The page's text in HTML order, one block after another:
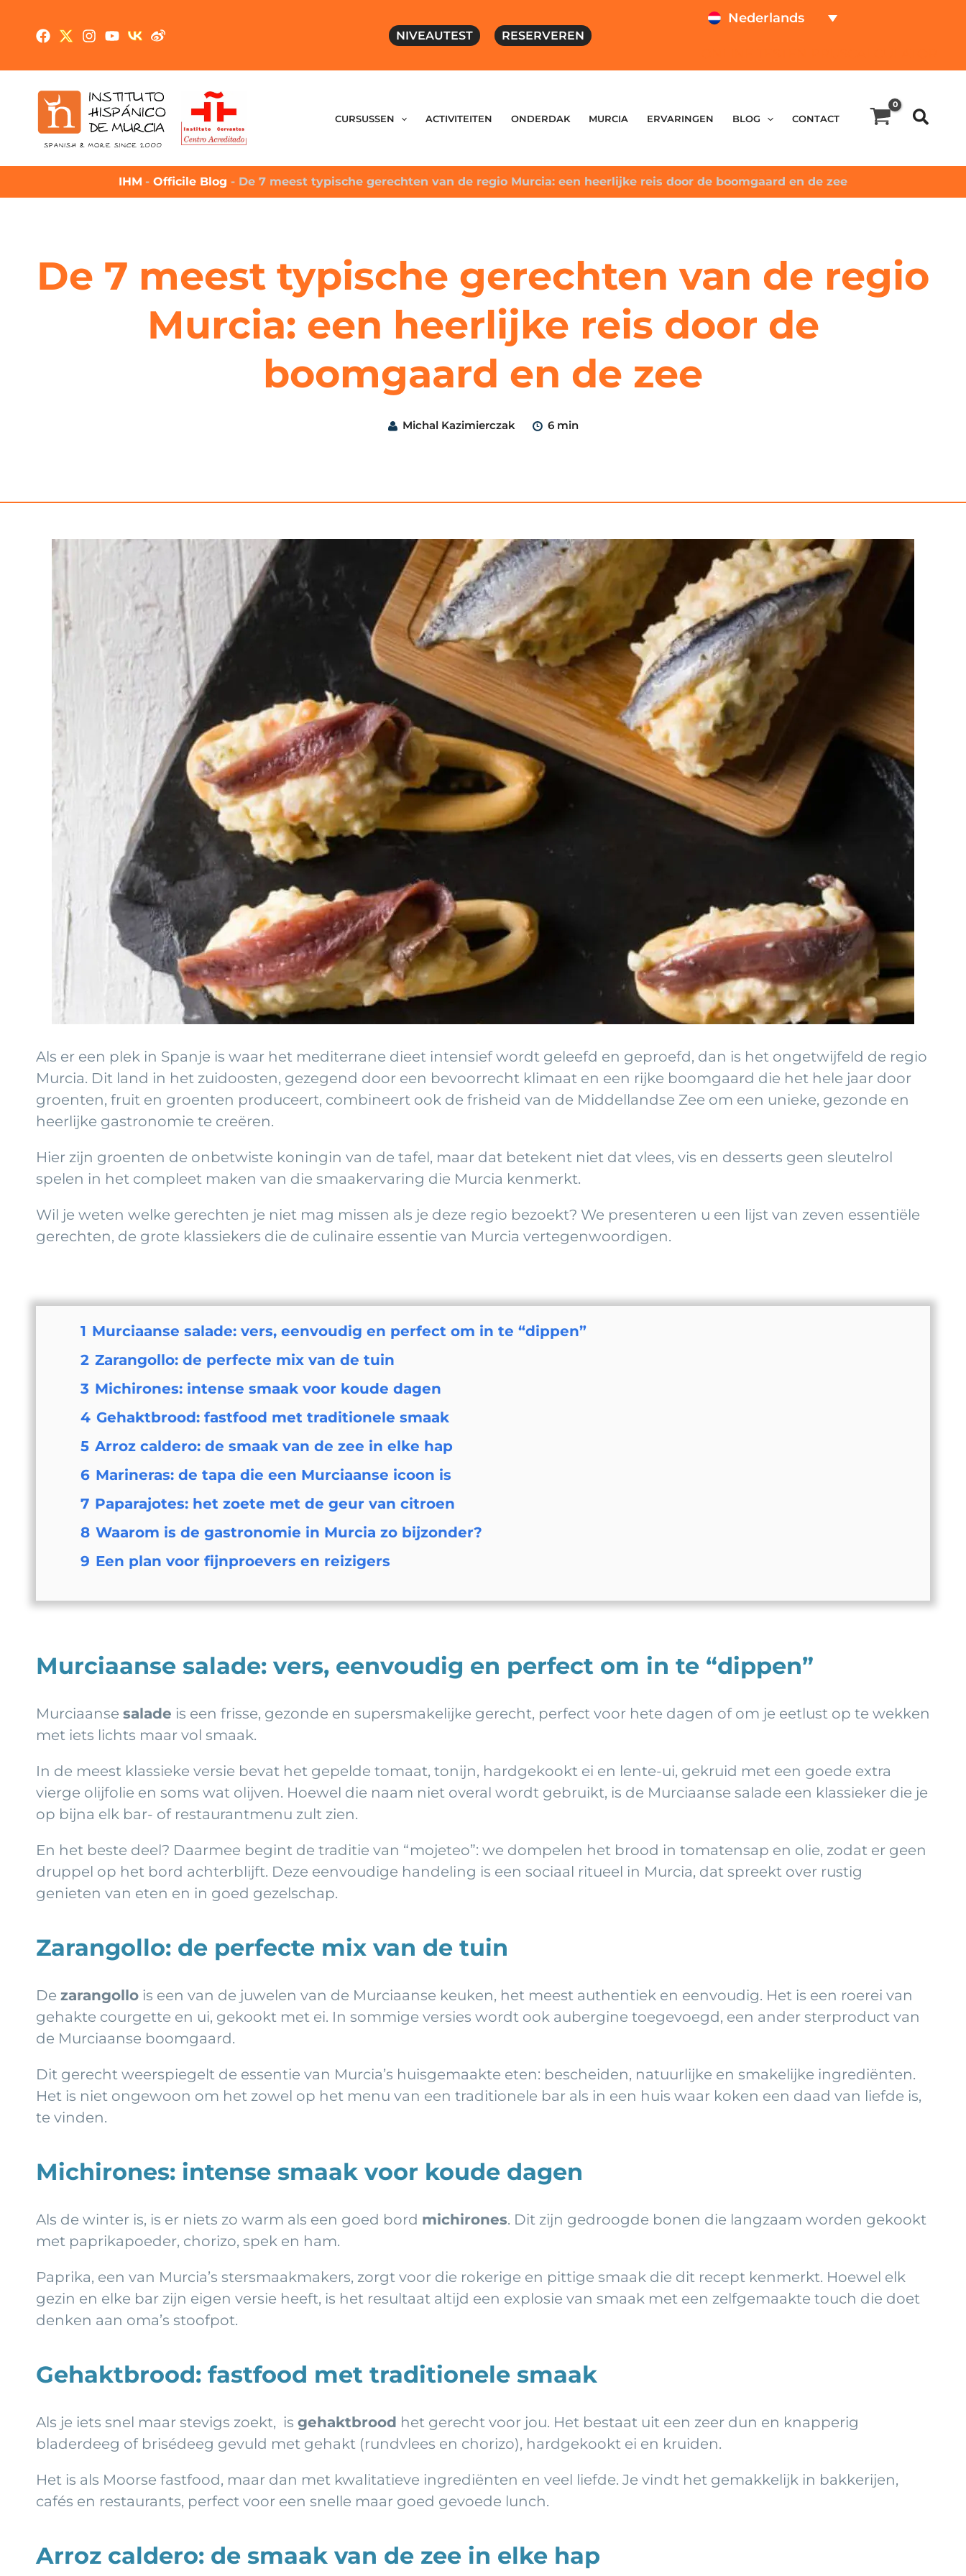
NIVEAUTEST RESERVEREN
Nederlands
CURSUSSEN ACTIVITEITEN ONDERDAK MURCIA ERVARINGEN BLOG CONTACT
IHM - Officile Blog - De 7 meest typische gerechten van de regio Murcia: een heerlijke reis door de boomgaard en de zee
De 7 meest typische gerechten van de regio
Murcia: een heerlijke reis door de
boomgaard en de zee
Michal Kazimierczak 6 min
Als er een plek in Spanje is waar het mediterrane dieet intensief wordt geleefd en geproefd, dan is het ongetwijfeld de regio
Murcia. Dit land in het zuidoosten, gezegend door een bevoorrecht klimaat en een rijke boomgaard die het hele jaar door
groenten, fruit en groenten produceert, combineert ook de frisheid van de Middellandse Zee om een unieke, gezonde en
heerlijke gastronomie te creëren.
Hier zijn groenten de onbetwiste koningin van de tafel, maar dat betekent niet dat vlees, vis en desserts geen sleutelrol
spelen in het compleet maken van die smaakervaring die Murcia kenmerkt.
Wil je weten welke gerechten je niet mag missen als je deze regio bezoekt? We presenteren u een lijst van zeven essentiële
gerechten, de grote klassiekers die de culinaire essentie van Murcia vertegenwoordigen.
1 Murciaanse salade: vers, eenvoudig en perfect om in te “dippen”
2 Zarangollo: de perfecte mix van de tuin
3 Michirones: intense smaak voor koude dagen
4 Gehaktbrood: fastfood met traditionele smaak
5 Arroz caldero: de smaak van de zee in elke hap
6 Marineras: de tapa die een Murciaanse icoon is
7 Paparajotes: het zoete met de geur van citroen
8 Waarom is de gastronomie in Murcia zo bijzonder?
9 Een plan voor fijnproevers en reizigers
Murciaanse salade: vers, eenvoudig en perfect om in te “dippen”
Murciaanse salade is een frisse, gezonde en supersmakelijke gerecht, perfect voor hete dagen of om je eetlust op te wekken
met iets lichts maar vol smaak.
In de meest klassieke versie bevat het gepelde tomaat, tonijn, hardgekookt ei en lente-ui, gekruid met een goede extra
vierge olijfolie en soms wat olijven. Hoewel die naam niet overal wordt gebruikt, is de Murciaanse salade een klassieker die je
op bijna elk bar- of restaurantmenu zult zien.
En het beste deel? Daarmee begint de traditie van “mojeteo”: we dompelen het brood in tomatensap en olie, zodat er geen
druppel op het bord achterblijft. Deze eenvoudige handeling is een sociaal ritueel in Murcia, dat spreekt over rustig
genieten van eten en in goed gezelschap.
Zarangollo: de perfecte mix van de tuin
De zarangollo is een van de juwelen van de Murciaanse keuken, het meest authentiek en eenvoudig. Het is een roerei van
gehakte courgette en ui, gekookt met ei. In sommige versies wordt ook aubergine toegevoegd, een ander sterproduct van
de Murciaanse boomgaard.
Dit gerecht weerspiegelt de essentie van Murcia’s huisgemaakte eten: bescheiden, natuurlijke en smakelijke ingrediënten.
Het is niet ongewoon om het zowel op het menu van een traditionele bar als in een huis waar koken een daad van liefde is,
te vinden.
Michirones: intense smaak voor koude dagen
Als de winter is, is er niets zo warm als een goed bord michirones. Dit zijn gedroogde bonen die langzaam worden gekookt
met paprikapoeder, chorizo, spek en ham.
Paprika, een van Murcia’s stersmaakmakers, zorgt voor die rokerige en pittige smaak die dit recept kenmerkt. Hoewel elk
gezin en elke bar zijn eigen versie heeft, is het resultaat altijd een explosie van smaak met een zelfgemaakte touch die doet
denken aan oma’s stoofpot.
Gehaktbrood: fastfood met traditionele smaak
Als je iets snel maar stevigs zoekt, is gehaktbrood het gerecht voor jou. Het bestaat uit een zeer dun en knapperig
bladerdeeg of brisédeeg gevuld met gehakt (rundvlees en chorizo), hardgekookt ei en kruiden.
Het is als Moorse fastfood, maar dan met kwalitatieve ingrediënten en veel liefde. Je vindt het gemakkelijk in bakkerijen,
cafés en restaurants, perfect voor een snelle maar goed gevoede lunch.
Arroz caldero: de smaak van de zee in elke hap